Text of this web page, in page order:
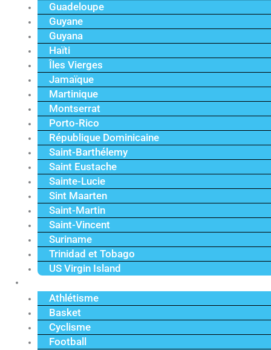
Guadeloupe
Guyane
Guyana
Haïti
Îles Vierges
Jamaïque
Martinique
Montserrat
Porto-Rico
République Dominicaine
Saint-Barthélemy
Saint Eustache
Sainte-Lucie
Sint Maarten
Saint-Martin
Saint-Vincent
Suriname
Trinidad et Tobago
US Virgin Island
Athlétisme
Basket
Cyclisme
Football